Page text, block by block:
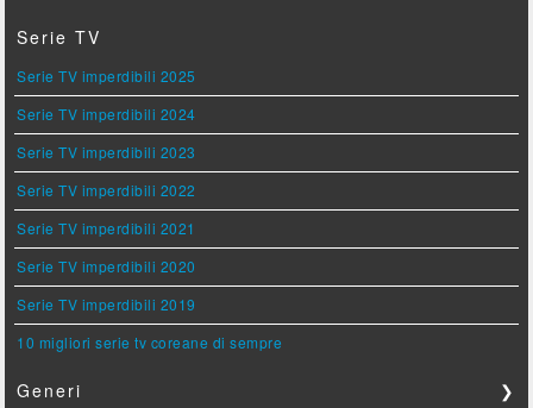
Serie TV
Serie TV imperdibili 2025
Serie TV imperdibili 2024
Serie TV imperdibili 2023
Serie TV imperdibili 2022
Serie TV imperdibili 2021
Serie TV imperdibili 2020
Serie TV imperdibili 2019
10 migliori serie tv coreane di sempre
Generi ❯